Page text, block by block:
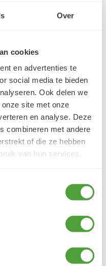
Over
cookies
en advertenties te
social media te bieden
Ook delen we
site met onze
en analyse. Deze
combineren met andere
of die ze hebben
van hun services.
résultat